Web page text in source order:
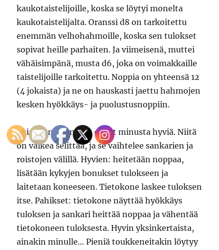
kaukotaistelijoille, koska se löytyi monelta
kaukotaistelijalta. Oranssi d8 on tarkoitettu
enemmän velhohahmoille, koska sen tulokset
sopivat heille parhaiten. Ja viimeisenä, muttei
vähäisimpänä, musta d6, joka on voimakkaille
taistelijoille tarkoitettu. Noppia on yhteensä 12
(4 jokaista) ja ne on hauskasti jaettu hahmojen
kesken hyökkäys- ja puolustusnoppiin.
Taistelumekaniikat olivat minusta hyviä. Niitä
on vaikea selittää, ja se vaihtelee sankarien ja
roistojen välillä. Hyvien: heitetään noppaa,
lisätään kykyjen bonukset tulokseen ja
laitetaan koneeseen. Tietokone laskee tuloksen
itse. Pahikset: tietokone näyttää hyökkäys
tuloksen ja sankari heittää noppaa ja vähentää
tietokoneen tuloksesta. Hyvin yksinkertaista,
ainakin minulle… Pieniä toukkeneitakin löytyy